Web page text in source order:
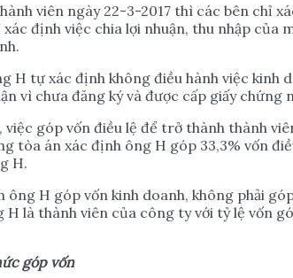
viên ngày 22-3-2017 thì các bên chỉ
xác định việc chia lợi nhuận, thu nhập
H tự xác định không điều hành việc
vì chưa đăng ký và được cấp giấy chứng
góp vốn điều lệ để trở thành thành
tòa án xác định ông H góp 33,3% vốn
H.
ông H góp vốn kinh doanh, không phải
H là thành viên của công ty với tỷ lệ vốn
ức góp vốn